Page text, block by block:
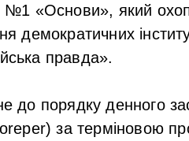
№1 «Основи», який
демократичних
правда».
до порядку денного
за терміновою